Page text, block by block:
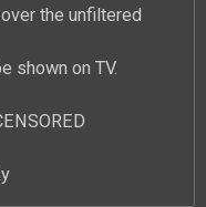
the unfiltered
shown on TV.